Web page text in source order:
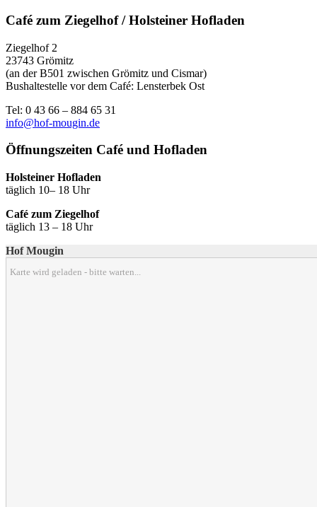
Café zum Ziegelhof / Holsteiner Hofladen
Ziegelhof 2
23743 Grömitz
(an der B501 zwischen Grömitz und Cismar)
Bushaltestelle vor dem Café: Lensterbek Ost
Tel: 0 43 66 – 884 65 31
info@hof-mougin.de
Öffnungszeiten Café und Hofladen
Holsteiner Hofladen
täglich 10– 18 Uhr
Café zum Ziegelhof
täglich 13 – 18 Uhr
Hof Mougin
Karte wird geladen - bitte warten...